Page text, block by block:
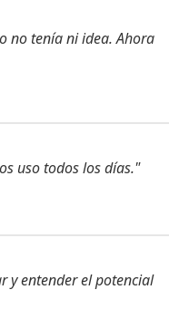
no tenía ni idea. Ahora
uso todos los días."
y entender el potencial